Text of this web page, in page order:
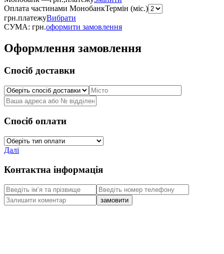
Оплата частинами МонобанкТермін (міс.)
грн.платежуВибрати
СУМА: грн.оформити замовлення
Оформлення замовлення
Спосіб доставки
Спосіб оплати
Далі
Контактна інформація
замовити